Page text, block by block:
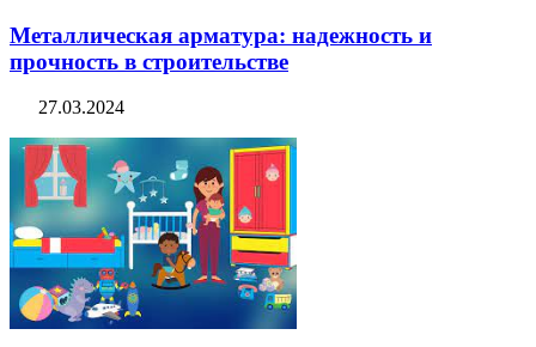
Металлическая арматура: надежность и
прочность в строительстве
27.03.2024